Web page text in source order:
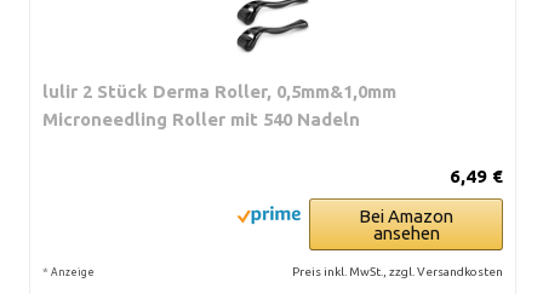
lulir 2 Stück Derma Roller, 0,5mm&1,0mm
Microneedling Roller mit 540 Nadeln
6,49 €
Bei Amazon
ansehen
* Anzeige Preis inkl. MwSt., zzgl. Versandkosten